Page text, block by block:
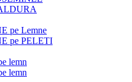
pe Lemne
pe PELETI
lemn
lemn